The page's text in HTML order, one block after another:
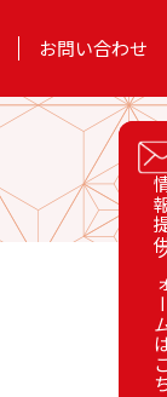
お問い合わせ
情報提
情報提